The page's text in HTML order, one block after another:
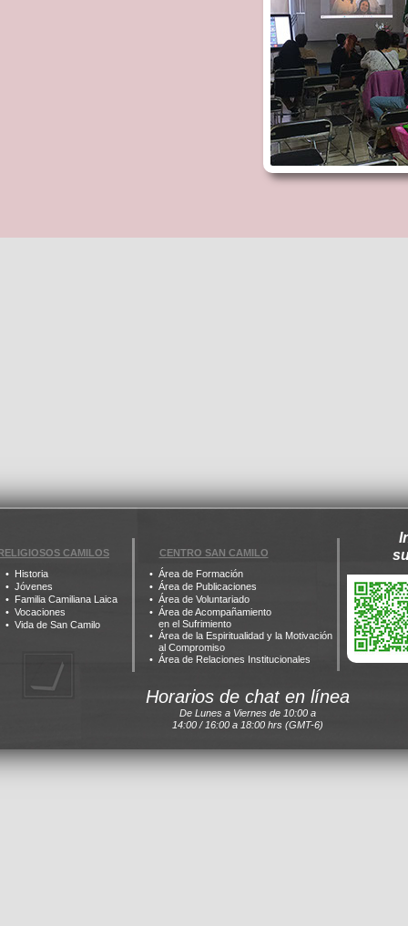
CAMILOS
Historia
Jóvenes
Familia Camiliana Laica
Vocaciones
Vida de San Camilo
CENTRO SAN CAMILO
Área de Formación
Área de Publicaciones
Área de Voluntariado
Área de Acompañamiento
en el Sufrimiento
Área de la Espiritualidad y la Motivación
al Compromiso
Área de Relaciones Institucionales
Horarios de chat en línea
De Lunes a Viernes de 10:00 a
14:00 / 16:00 a 18:00 hrs (GMT-6)